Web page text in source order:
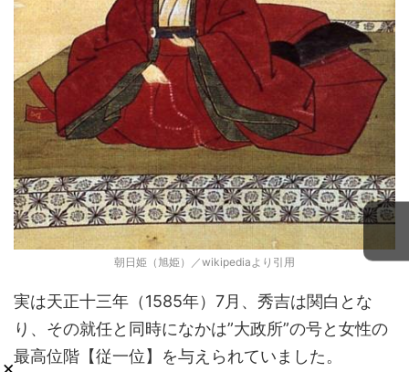
朝日姫（旭姫）／wikipediaより引用
実は天正十三年（1585年）7月、秀吉は関白とな
り、その就任と同時になかは”大政所”の号と女性の
最高位階【従一位】を与えられていました。